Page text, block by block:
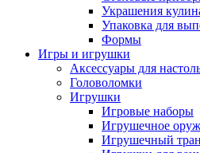
Украшения
Упаковка для
Формы
Игры и игрушки
Аксессуары для
Головоломки
Игрушки
Игровые наборы
Игрушечное
Игрушечный